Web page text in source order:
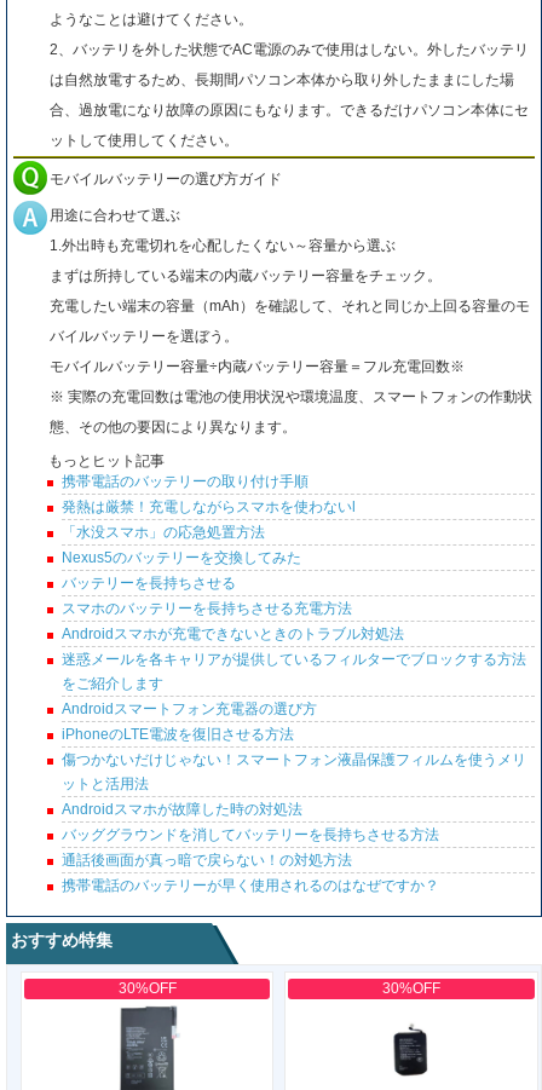
ようなことは避けてください。
2、バッテリを外した状態でAC電源のみで使用はしない。外したバッテリ
は自然放電するため、長期間パソコン本体から取り外したままにした場
合、過放電になり故障の原因にもなります。できるだけパソコン本体にセ
ットして使用してください。
モバイルバッテリーの選び方ガイド
用途に合わせて選ぶ
1.外出時も充電切れを心配したくない～容量から選ぶ
まずは所持している端末の内蔵バッテリー容量をチェック。
充電したい端末の容量（mAh）を確認して、それと同じか上回る容量のモ
バイルバッテリーを選ぼう。
モバイルバッテリー容量÷内蔵バッテリー容量＝フル充電回数※
※ 実際の充電回数は電池の使用状況や環境温度、スマートフォンの作動状
態、その他の要因により異なります。
もっとヒット記事
携帯電話のバッテリーの取り付け手順
発熱は厳禁！充電しながらスマホを使わないl
「水没スマホ」の応急処置方法
Nexus5のバッテリーを交換してみた
バッテリーを長持ちさせる
スマホのバッテリーを長持ちさせる充電方法
Androidスマホが充電できないときのトラブル対処法
迷惑メールを各キャリアが提供しているフィルターでブロックする方法
をご紹介します
Androidスマートフォン充電器の選び方
iPhoneのLTE電波を復旧させる方法
傷つかないだけじゃない！スマートフォン液晶保護フィルムを使うメリ
ットと活用法
Androidスマホが故障した時の対処法
バッググラウンドを消してバッテリーを長持ちさせる方法
通話後画面が真っ暗で戻らない！の対処方法
携帯電話のバッテリーが早く使用されるのはなぜですか？
おすすめ特集
30%OFF 30%OFF